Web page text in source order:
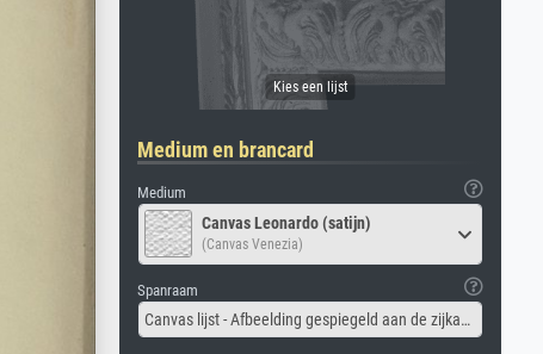
Medium en brancard
Medium
Canvas Leonardo (satijn)
(Canvas Venezia)
Spanraam
Canvas lijst - Afbeelding gespiegeld aan de zijkant